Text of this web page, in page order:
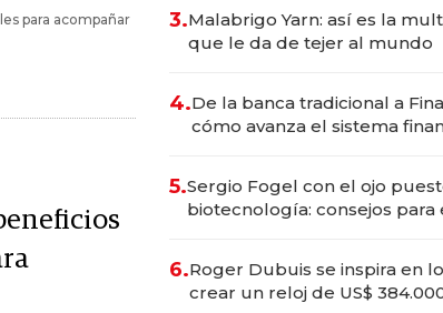
para acompañar
3.Malabrigo Yarn: así es la
que le da de tejer al mundo
4.De la banca tradicional a
cómo avanza el sistema
5.Sergio Fogel con el ojo
biotecnología: consejos
6.Roger Dubuis se inspira en
crear un reloj de US$